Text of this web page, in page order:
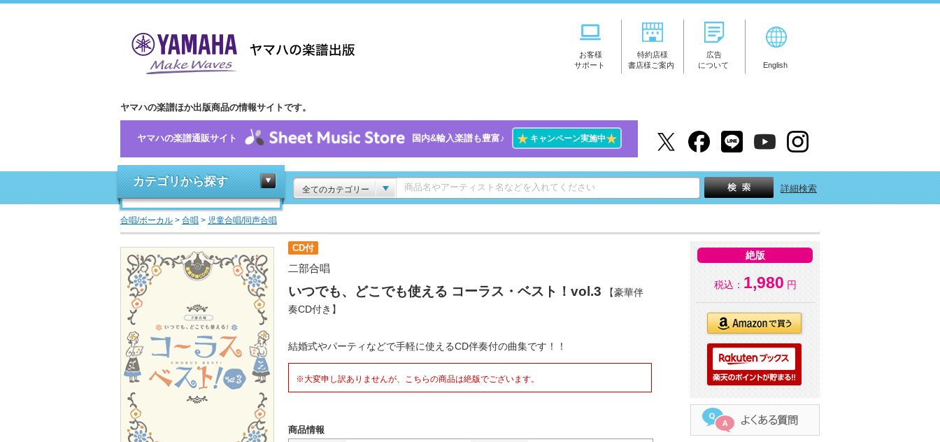
お客様
サポート
特約店様
書店様ご案内
広告
について
English
ヤマハの楽譜ほか出版商品の情報サイトです。
ヤマハの楽譜通販サイト 国内&輸入楽譜も豊富♪ ★キャンペーン実施中★
カテゴリから探す
全てのカテゴリー 詳細検索
合唱/ボーカル > 合唱 > 児童合唱/同声合唱
CD付
二部合唱
いつでも、どこでも使える コーラス・ベスト！vol.3 【豪華伴
奏CD付き】
結婚式やパーティなどで手軽に使えるCD伴奏付の曲集です！！
※大変申し訳ありませんが、こちらの商品は絶版でございます。
商品情報
絶版
税込： 1,980 円